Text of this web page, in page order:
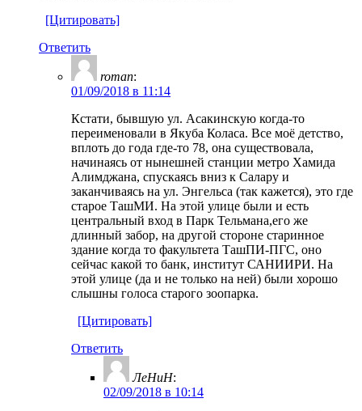
[Цитировать]
Ответить
roman:
01/09/2018 в 11:14
Кстати, бывшую ул. Асакинскую когда-то
переименовали в Якуба Коласа. Все моё детство,
вплоть до года где-то 78, она существовала,
начинаясь от нынешней станции метро Хамида
Алимджана, спускаясь вниз к Салару и
заканчиваясь на ул. Энгельса (так кажется), это где
старое ТашМИ. На этой улице были и есть
центральный вход в Парк Тельмана,его же
длинный забор, на другой стороне старинное
здание когда то факультета ТашПИ-ПГС, оно
сейчас какой то банк, институт САНИИРИ. На
этой улице (да и не только на ней) были хорошо
слышны голоса старого зоопарка.
[Цитировать]
Ответить
ЛеНиН:
02/09/2018 в 10:14